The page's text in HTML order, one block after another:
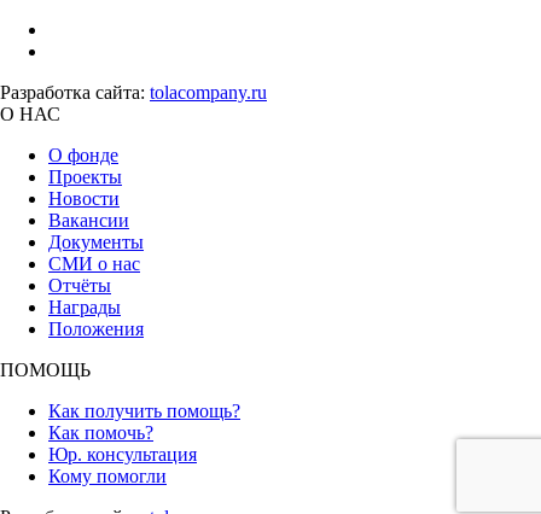
Разработка сайта: tolacompany.ru
О НАС
О фонде
Проекты
Новости
Вакансии
Документы
СМИ о нас
Отчёты
Награды
Положения
ПОМОЩЬ
Как получить помощь?
Как помочь?
Юр. консультация
Кому помогли